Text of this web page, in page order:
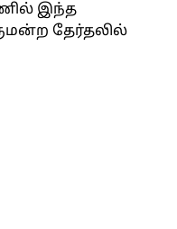
இந்த
தேர்தலில்